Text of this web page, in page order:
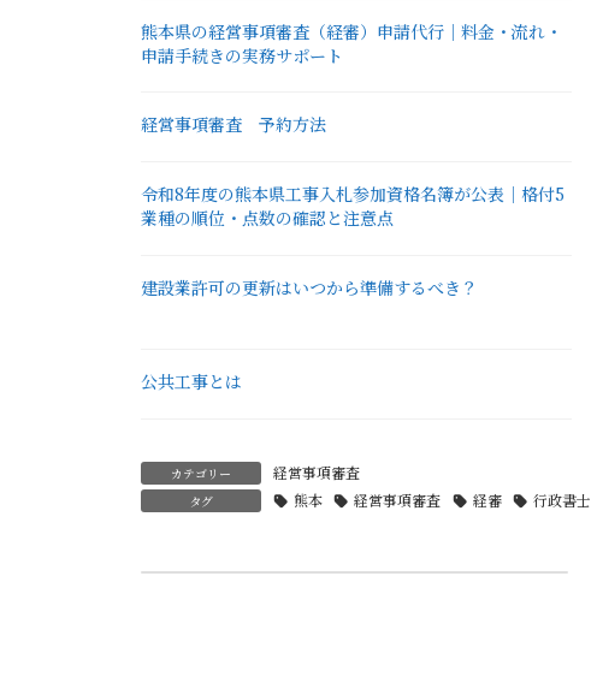
熊本県の経営事項審査（経審）申請代行｜料金・流れ・
申請手続きの実務サポート
経営事項審査 予約方法
令和8年度の熊本県工事入札参加資格名簿が公表｜格付5
業種の順位・点数の確認と注意点
建設業許可の更新はいつから準備するべき？
公共工事とは
カテゴリー 経営事項審査
タグ 熊本 経営事項審査 経審
行政書士
経営事項審査の流れ